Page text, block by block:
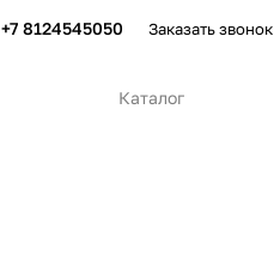
+7 8124545050 Заказать звонок
Каталог